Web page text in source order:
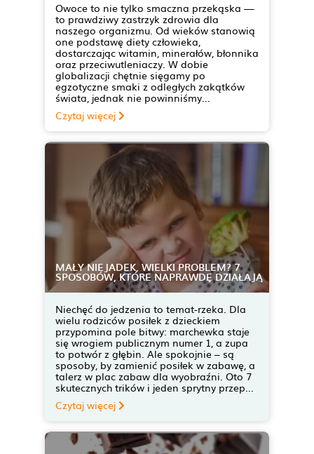
Owoce to nie tylko smaczna przekąska —
to prawdziwy zastrzyk zdrowia dla
naszego organizmu. Od wieków stanowią
one podstawę diety człowieka,
dostarczając witamin, minerałów, błonnika
oraz przeciwutleniaczy. W dobie
globalizacji chętnie sięgamy po
egzotyczne smaki z odległych zakątków
świata, jednak nie powinniśmy...
Czytaj więcej
MAŁY NIEJADEK, WIELKI PROBLEM? 7
SPOSOBÓW, KTÓRE NAPRAWDĘ DZIAŁAJĄ
Niechęć do jedzenia to temat-rzeka. Dla
wielu rodziców posiłek z dzieckiem
przypomina pole bitwy: marchewka staje
się wrogiem publicznym numer 1, a zupa
to potwór z głębin. Ale spokojnie – są
sposoby, by zamienić posiłek w zabawę, a
talerz w plac zabaw dla wyobraźni. Oto 7
skutecznych trików i jeden sprytny przep...
Czytaj więcej